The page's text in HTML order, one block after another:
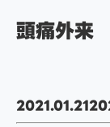
頭痛外来
2021.01.21